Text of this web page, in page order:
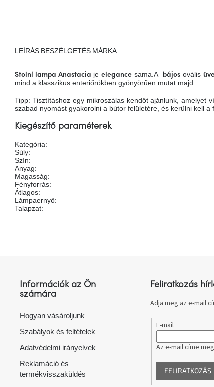
LEÍRÁS BESZÉLGETÉS MÁRKA
Stolní lampa Anastacia je elegance sama.A bájosovális
mind a klasszikus enteriőrökben gyönyörűen mutat majd.
Tipp: Tisztításhoz egy mikroszálas kendőt ajánlunk, amelyet
szabad nyomást gyakorolni a bútor felületére, és kerülni kell a
Kiegészítő paraméterek
Kategória:
Súly:
Szín:
Anyag:
Magasság:
Fényforrás:
Átlagos:
Lámpaernyő:
Talapzat:
Információk az Ön
számára
Hogyan vásároljunk
Szabályok és feltételek
Adatvédelmi irányelvek
Reklamáció és
termékvisszaküldés
Feliratkozás
Adja meg az e-mail
E-mail
Az e-mail címe
FELIRATKOZÁS